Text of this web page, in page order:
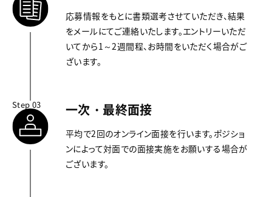
応募情報をもとに書類選考させていただき、結果
をメールにてご連絡いたします。エントリーいただ
いてから1～2週間程、お時間をいただく場合がご
ざいます。
Step 03 一次・最終面接
平均で2回のオンライン面接を行います。ポジショ
ンによって対面での面接実施をお願いする場合が
ございます。